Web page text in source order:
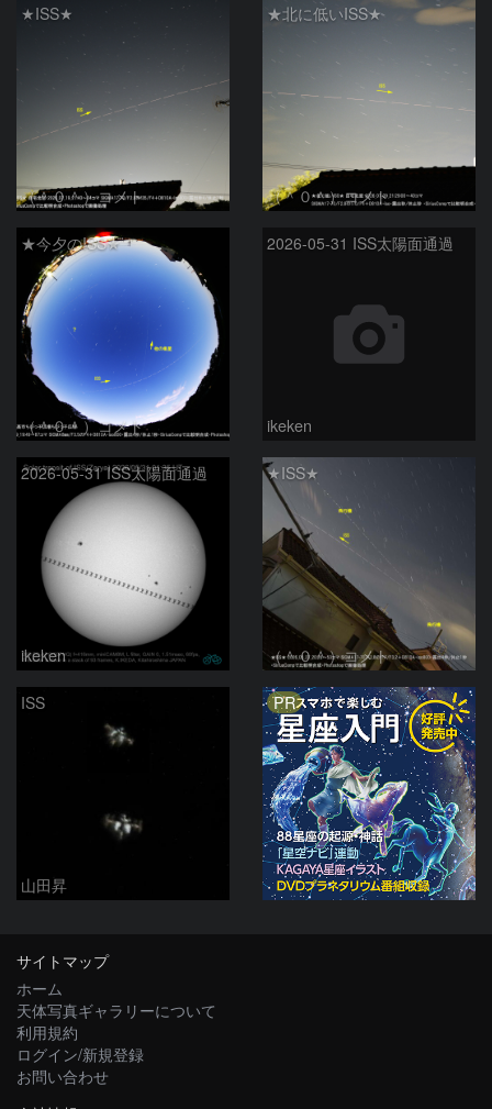
★ISS★
（＾０＾）コメト
★北に低いISS★
（＾０＾）コメト
★今夕のISS★
（＾０＾）コメト
2026-05-31 ISS太陽面通過
ikeken
2026-05-31 ISS太陽面通過
ikeken
★ISS★
（＾０＾）コメト
ISS
山田昇
PR
サイトマップ
ホーム
天体写真ギャラリーについて
利用規約
ログイン/新規登録
お問い合わせ